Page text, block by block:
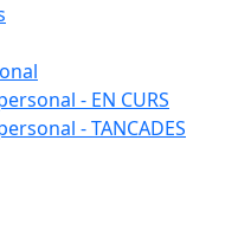
- EN CURS
- TANCADES